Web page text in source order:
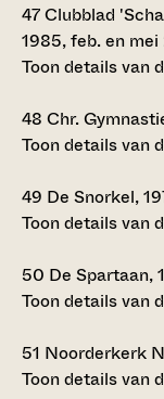
47Clubblad
1985, feb. en mei
Toon details van
48 Chr.
Toon details van
49 De Snorkel,
Toon details van
50 De Spartaan,
Toon details van
51 Noorderkerk
Toon details van